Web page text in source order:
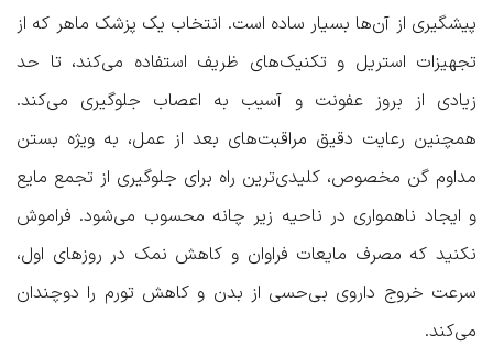
پیشگیری از آن‌ها بسیار ساده است. انتخاب یک پزشک ماهر که از
تجهیزات استریل و تکنیک‌های ظریف استفاده می‌کند، تا حد
زیادی از بروز عفونت و آسیب به اعصاب جلوگیری می‌کند.
همچنین رعایت دقیق مراقبت‌های بعد از عمل، به ویژه بستن
مداوم گن مخصوص، کلیدی‌ترین راه برای جلوگیری از تجمع مایع
و ایجاد ناهمواری در ناحیه زیر چانه محسوب می‌شود. فراموش
نکنید که مصرف مایعات فراوان و کاهش نمک در روزهای اول،
سرعت خروج داروی بی‌حسی از بدن و کاهش تورم را دوچندان
می‌کند.